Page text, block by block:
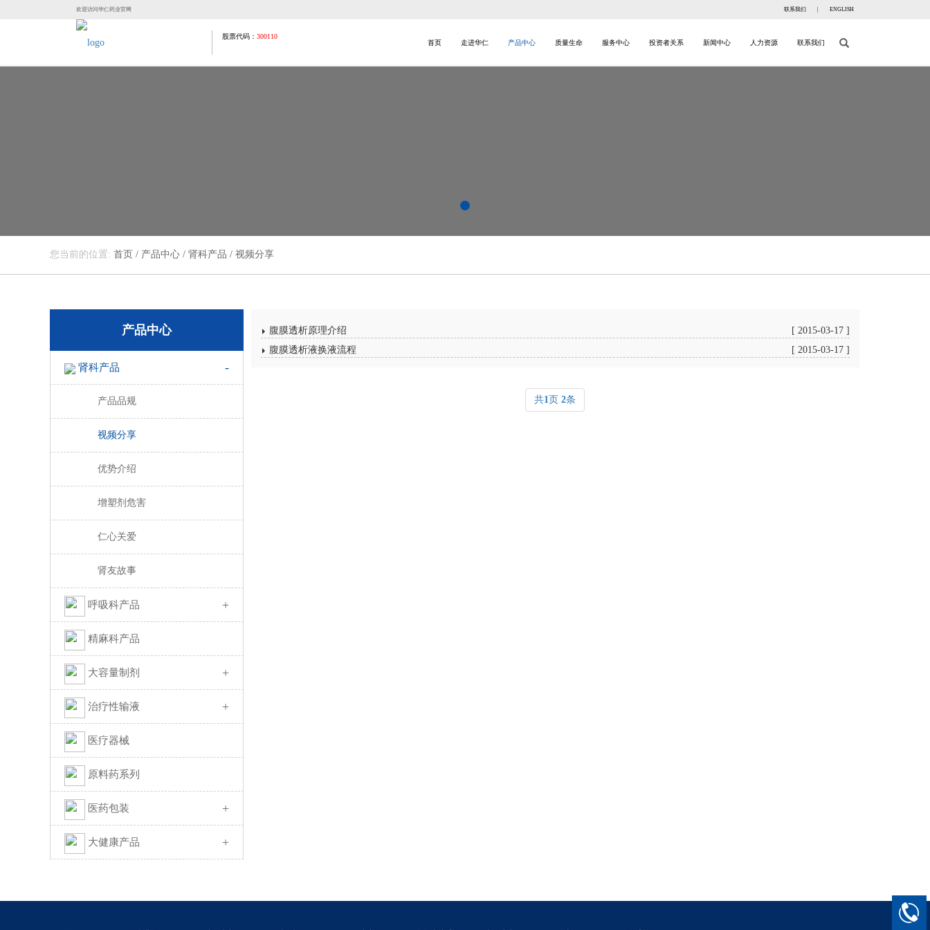
欢迎访问华仁药业官网 联系我们 ENGLISH
股票代码： 300110
首页
走进华仁 产品中心 质量生命 服务中心 投资者关系 新闻中心 人力资源 联系我们
您当前的位置: 首页 / 产品中心 / 肾科产品 / 视频分享
产品中心
肾科产品 -
产品品规
视频分享
优势介绍
增塑剂危害
仁心关爱
肾友故事
呼吸科产品 +
精麻科产品
大容量制剂 +
治疗性输液 +
医疗器械
原料药系列
医药包装 +
大健康产品 +
腹膜透析原理介绍
[ 2015-03-17 ]
腹膜透析液换液流程
[ 2015-03-17 ]
共1页 2条